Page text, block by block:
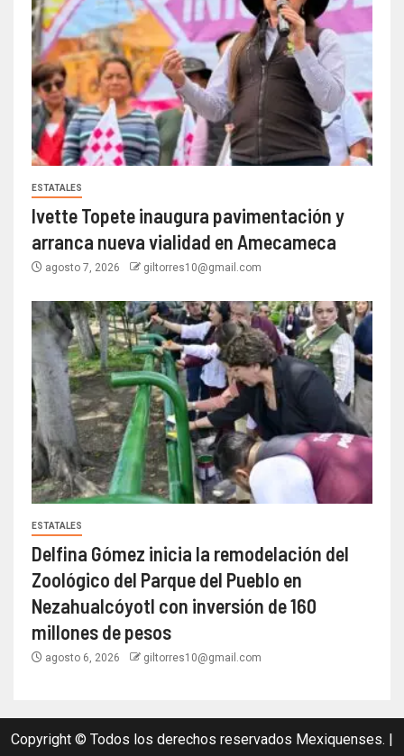
ESTATALES
Ivette Topete inaugura pavimentación y
arranca nueva vialidad en Amecameca
agosto 7, 2026 giltorres10@gmail.com
ESTATALES
Delfina Gómez inicia la remodelación del
Zoológico del Parque del Pueblo en
Nezahualcóyotl con inversión de 160
millones de pesos
agosto 6, 2026 giltorres10@gmail.com
Copyright © Todos los derechos reservados Mexiquenses.